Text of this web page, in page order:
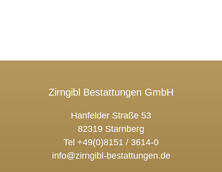
Zirngibl Bestattungen GmbH
Hanfelder Straße 53
82319 Starnberg
Tel +49(0)8151 / 3614-0
info@zirngibl-bestattungen.de